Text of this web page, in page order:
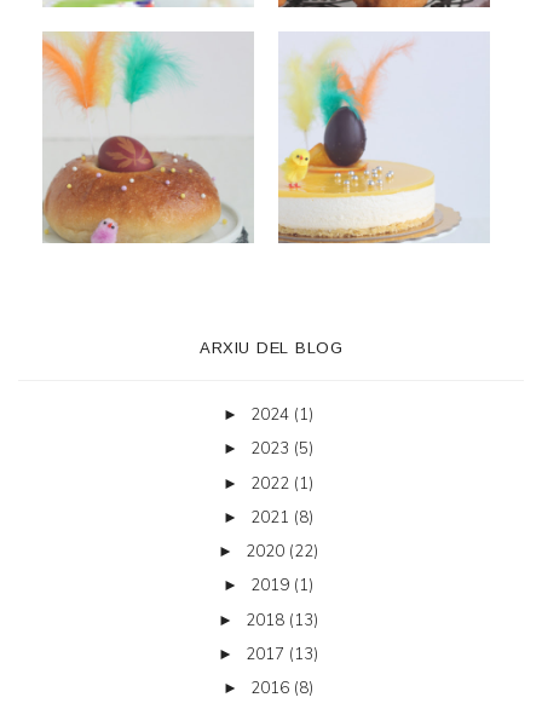
ARXIU DEL BLOG
► 2024 (1)
► 2023 (5)
► 2022 (1)
► 2021 (8)
► 2020 (22)
► 2019 (1)
► 2018 (13)
► 2017 (13)
► 2016 (8)